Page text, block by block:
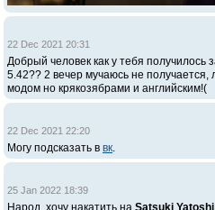
22 Dec 2021 20:31
Добрый человек как у тебя получилось
5.42?? 2 вечер мучаюсь не получается,
модом но крякозябрами и английским!(
22 Dec 2021 22:20
Могу подсказать в вк.
25 Jan 2022 18:39